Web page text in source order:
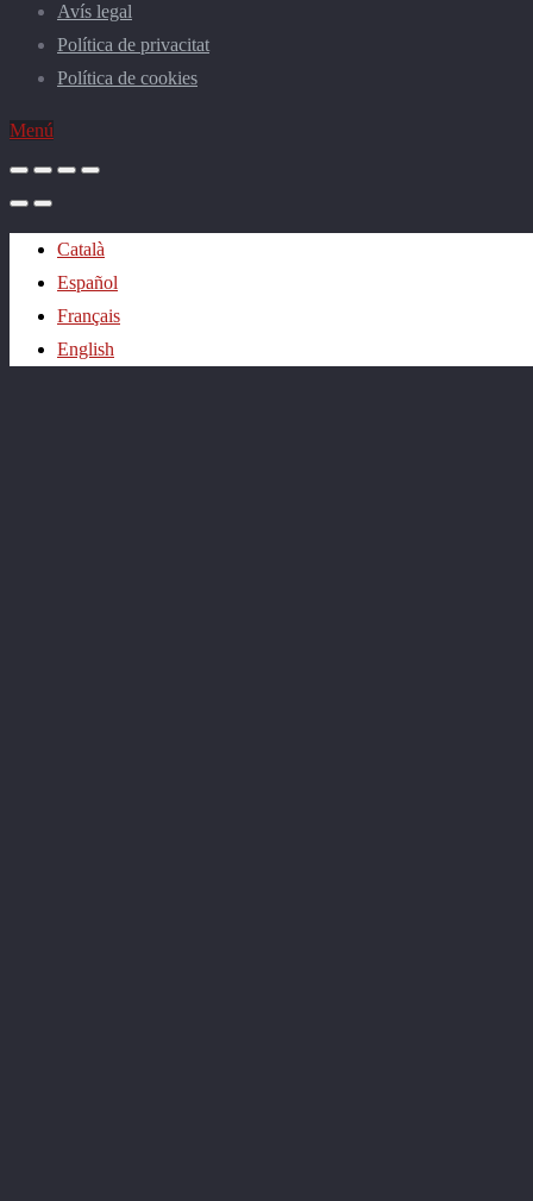
Avís legal
Política de privacitat
Política de cookies
Menú
Català
Español
Français
English